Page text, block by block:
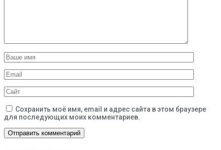
Сохранить моё имя, email и адрес сайта в этом браузере
для последующих моих комментариев.